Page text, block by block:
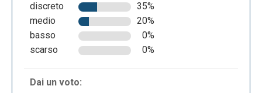
discreto
35%
medio
20%
basso
0%
scarso
0%
Dai un voto: